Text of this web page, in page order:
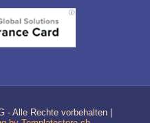
- Alle Rechte vorbehalten |